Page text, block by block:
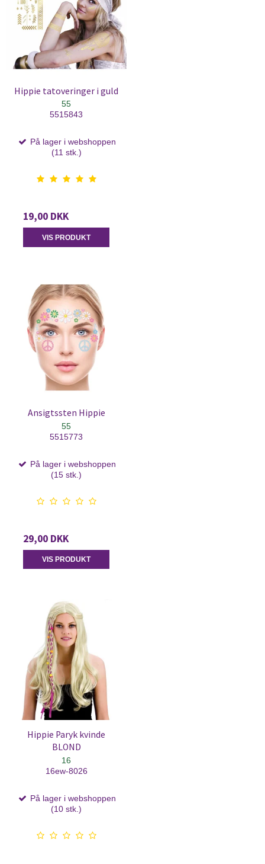
Hippie tatoveringer i guld
55
5515843
På lager i webshoppen
(11 stk.)
19,00 DKK
VIS PRODUKT
Ansigtssten Hippie
55
5515773
På lager i webshoppen
(15 stk.)
29,00 DKK
VIS PRODUKT
Hippie Paryk kvinde
BLOND
16
16ew-8026
På lager i webshoppen
(10 stk.)